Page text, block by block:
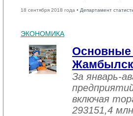
18 сентября 2018 года • Департамент
ЭКОНОМИКА
Основные
За январь-
включая
293151,4